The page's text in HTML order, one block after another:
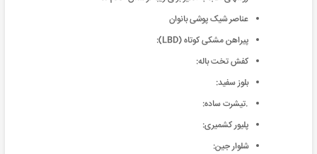
عناصر شیک پوشی بانوان
پیراهن مشکی کوتاه (LBD):
کفش تخت باله:
بلوز سفید:
.تیشرت ساده:
پلیور کشمیری:
شلوار جین: